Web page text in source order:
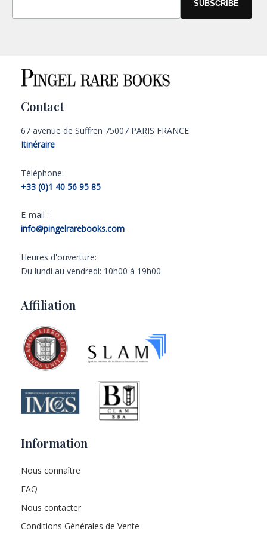
Contact
67 avenue de Suffren 75007 PARIS FRANCE
Itinéraire
Téléphone:
+33 (0)1 40 56 95 85
E-mail :
info@pingelrarebooks.com
Heures d'ouverture:
Du lundi au vendredi: 10h00 à 19h00
Affiliation
Information
Nous connaître
FAQ
Nous contacter
Conditions Générales de Vente